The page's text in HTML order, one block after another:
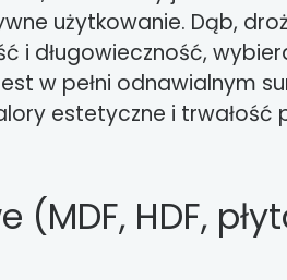
użytkowanie. Dąb,
i długowieczność,
w pełni odnawialnym
estetyczne i trwałość
(MDF, HDF,